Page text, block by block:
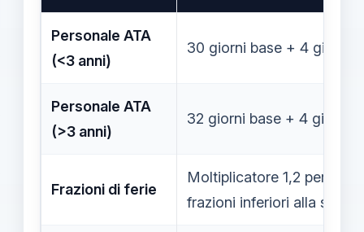
Personale ATA
(<3 anni)
30 giorni base + 4
Personale ATA
(>3 anni)
32 giorni base + 4
Frazioni di ferie
Moltiplicatore 1,2 per
frazioni inferiori alla